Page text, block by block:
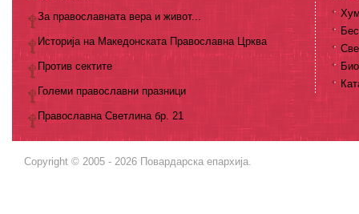
За православната вера и живот...
Историја на Македонската Православна Црква
Против сектите
Големи православни празници
Православна Светлина бр. 21
Copyright © 2005 - 2026 Повардарска епархија.